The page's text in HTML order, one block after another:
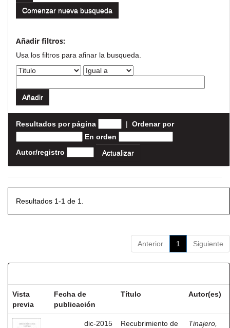
Comenzar nueva busqueda
Añadir filtros:
Usa los filtros para afinar la busqueda.
Resultados por página | Ordenar por
En orden
Autor/registro
Resultados 1-1 de 1.
Anterior 1 Siguiente
Vista
previa
Fecha de
publicación
Título Autor(es)
dic-2015
Recubrimiento de
Tinajero,